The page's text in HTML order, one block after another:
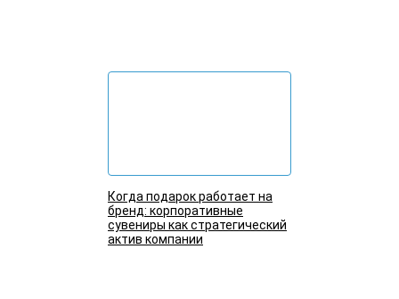
Когда подарок работает на
бренд: корпоративные
сувениры как стратегический
актив компании